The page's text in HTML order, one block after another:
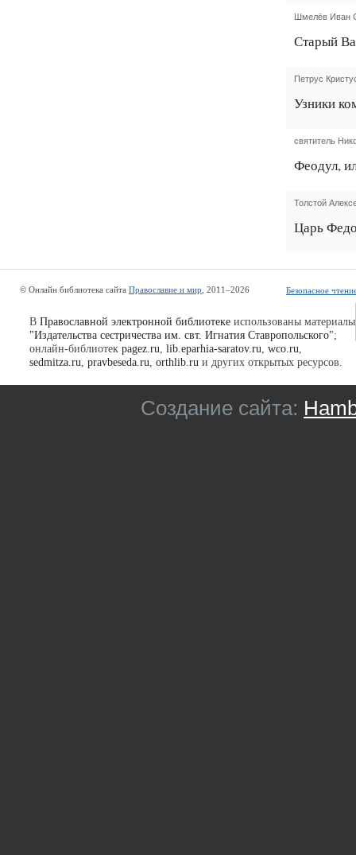
Шмелёв Иван
Старый
Петрус
Узники
святитель
Феодул,
Толстой
Царь
© Онлайн библиотека сайта Православие и мир , 2011–2026 Безопасное
В Православной электронной библиотеке использованы материалы
"Издательства сестричества им. свт. Игнатия Ставропольского";
онлайн-библиотек pagez.ru, lib.eparhia-saratov.ru, wco.ru,
sedmitza.ru, pravbeseda.ru, orthlib.ru и других открытых ресурсов.
Создание сайта: